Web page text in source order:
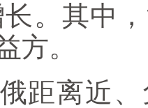
。其中
方。
距离近